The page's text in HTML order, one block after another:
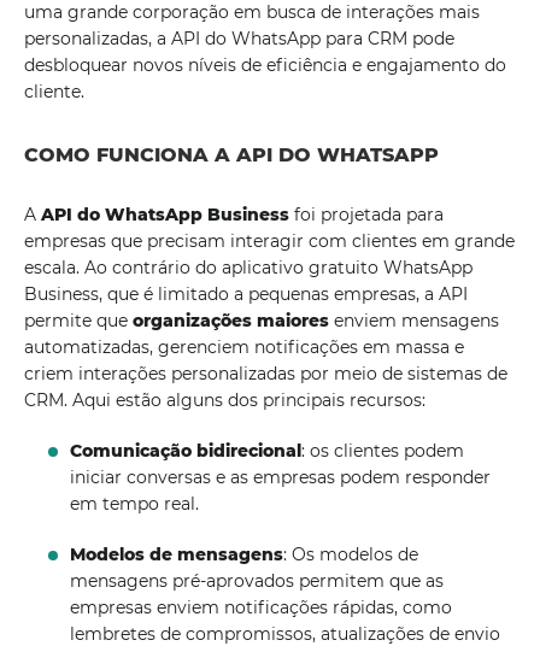
uma grande corporação em busca de interações mais
personalizadas, a API do WhatsApp para CRM pode
desbloquear novos níveis de eficiência e engajamento do
cliente.
COMO FUNCIONA A API DO WHATSAPP
A API do WhatsApp Business foi projetada para
empresas que precisam interagir com clientes em grande
escala. Ao contrário do aplicativo gratuito WhatsApp
Business, que é limitado a pequenas empresas, a API
permite que organizações maiores enviem mensagens
automatizadas, gerenciem notificações em massa e
criem interações personalizadas por meio de sistemas de
CRM. Aqui estão alguns dos principais recursos:
Comunicação bidirecional: os clientes podem
iniciar conversas e as empresas podem responder
em tempo real.
Modelos de mensagens: Os modelos de
mensagens pré-aprovados permitem que as
empresas enviem notificações rápidas, como
lembretes de compromissos, atualizações de envio